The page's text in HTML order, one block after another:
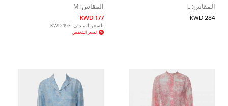
بكشكش مقاس كبير ( لارج )
المقاس: L
284 KWD
جوى متعددة الألوان قطن مقاس
وسط (ميديم)
المقاس: M
177 KWD
السعر المبدئي: 193 KWD
السعر المُخفض